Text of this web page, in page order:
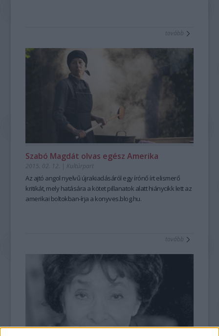
tovább
Szabó Magdát olvas egész Amerika
2015. 02. 12. | Kultúrpart
Az ajtó angol nyelvű újrakiadásáról egy írónő írt elismerő
kritikát, mely hatására a kötet pillanatok alatthiánycikk lettaz
amerikai boltokban-írja a konyves.blog.hu.
tovább